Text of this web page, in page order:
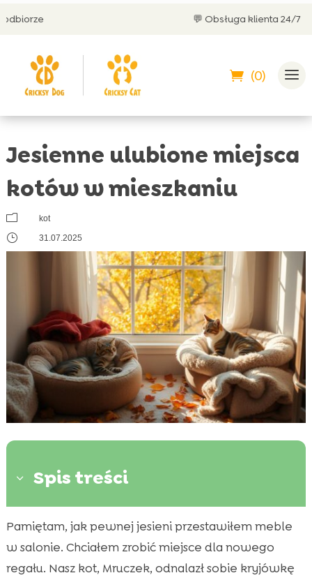
💬 Obsługa klienta 24/7
(0)
Jesienne ulubione miejsca
kotów w mieszkaniu
m kot
} 31.07.2025
3 Spis treści
 Przytulne kąty – jak je znaleźć?
 Ulubione miejsce kota jesienią
 Znaczenie miekkich powierzchni i poduszek
Pamiętam, jak pewnej jesieni przestawiłem meble
w salonie. Chciałem zrobić miejsce dla nowego
regału. Nasz kot, Mruczek, odnalazł sobie kryjówkę